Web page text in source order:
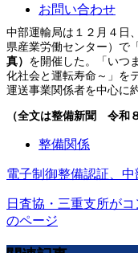
お問い合わせ
中部運輸局は１２月４日
県産業労働センター）で
真） を開催した。「いつ
化社会と運転寿命～」を
運送事業関係者を中心に
（全文は整備新聞 令和
整備関係
電子制御整備認証、
日査協・三重支所が
のページ